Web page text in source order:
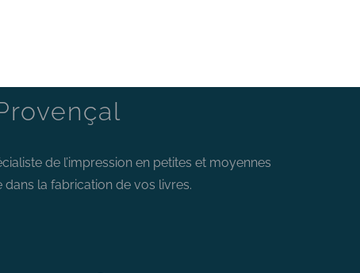
de l’impression en petites et moyennes
la fabrication de vos livres.